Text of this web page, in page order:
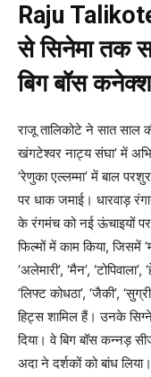
Raju
से सिनेमा तक
बिग बॉस
राजू तालिकोटे ने सात साल
खंगटेश्वर नाट्य संघा’ में
‘रेणुका एल्लम्मा’ में बाल
पर धाक जमाई। धारवाड़
के रंगमंच को नई ऊंचाइयों
फिल्मों में काम किया, जिसमें
‘अलेमारी’, ‘मैन’,
‘लिफ्ट कोधठा’, ‘जैकी’,
हिट्स शामिल हैं। उनके
दिया। वे बिग बॉस कन्नड़
अदा ने दर्शकों को बांध